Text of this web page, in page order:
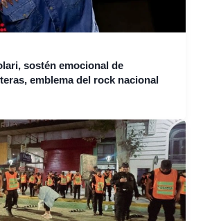
sostén emocional de
emblema del rock nacional